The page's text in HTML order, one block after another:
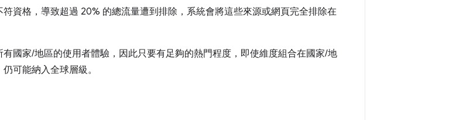
資格，導致超過 20% 的總流量遭到排除，系統會將這些來源或網頁完全排除在
國家/地區的使用者體驗，因此只要有足夠的熱門程度，即使維度組合在國家/地
可能納入全球層級。